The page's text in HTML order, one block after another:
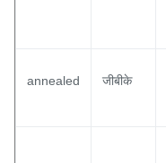
annealed जीबीके